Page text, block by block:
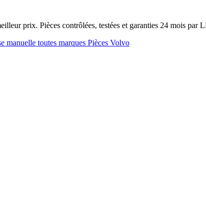
prix. Pièces contrôlées, testées et garanties 24 mois par
manuelle toutes marques Pièces Volvo